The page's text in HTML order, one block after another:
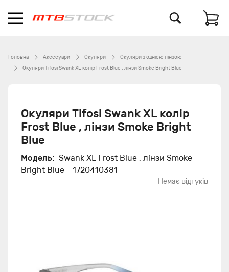
Головна Аксесуари Окуляри
Окуляри з однією лінзою
Окуляри Tifosi Swank XL колір Frost Blue , лінзи Smoke Bright Blue
Окуляри Tifosi Swank XL колір
Frost Blue , лінзи Smoke Bright
Blue
Модель: Swank XL Frost Blue , лінзи Smoke
Bright Blue - 1720410381
Немає відгуків